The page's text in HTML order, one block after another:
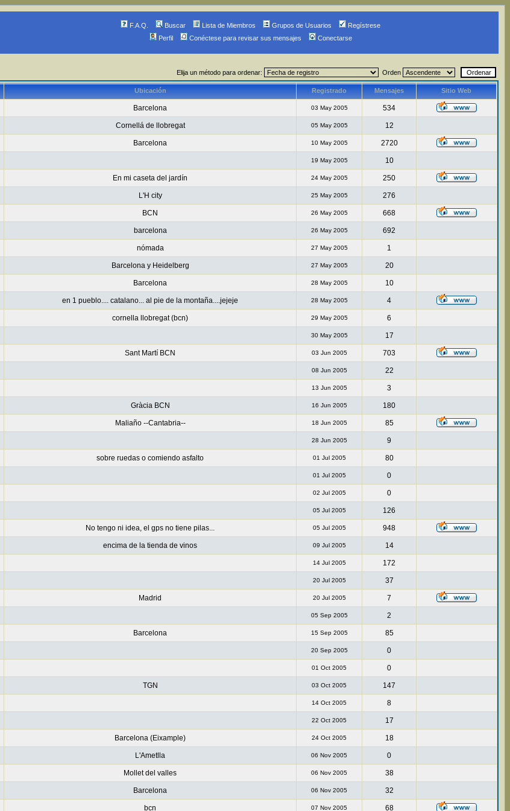
F.A.Q. Buscar Lista de Miembros Grupos de Usuarios
Regístrese
Perfil
Conéctese para revisar sus mensajes Conectarse
Elija un método para ordenar: Orden
Ubicación Registrado Mensajes Sitio Web
Barcelona 03 May 2005 534
Cornellá de llobregat 05 May 2005 12
Barcelona 10 May 2005 2720
19 May 2005 10
En mi caseta del jardín 24 May 2005 250
L'H city 25 May 2005 276
BCN 26 May 2005 668
barcelona 26 May 2005 692
nómada 27 May 2005 1
Barcelona y Heidelberg 27 May 2005 20
Barcelona 28 May 2005 10
en 1 pueblo.... catalano... al pie de la montaña....jejeje 28 May 2005 4
cornella llobregat (bcn) 29 May 2005 6
30 May 2005 17
Sant Martí BCN 03 Jun 2005 703
08 Jun 2005 22
13 Jun 2005 3
Gràcia BCN 16 Jun 2005 180
Maliaño --Cantabria-- 18 Jun 2005 85
28 Jun 2005 9
sobre ruedas o comiendo asfalto 01 Jul 2005 80
01 Jul 2005 0
02 Jul 2005 0
05 Jul 2005 126
No tengo ni idea, el gps no tiene pilas... 05 Jul 2005 948
encima de la tienda de vinos 09 Jul 2005 14
14 Jul 2005 172
20 Jul 2005 37
Madrid 20 Jul 2005 7
05 Sep 2005 2
Barcelona 15 Sep 2005 85
20 Sep 2005 0
01 Oct 2005 0
TGN 03 Oct 2005 147
14 Oct 2005 8
22 Oct 2005 17
Barcelona (Eixample) 24 Oct 2005 18
L'Ametlla 06 Nov 2005 0
Mollet del valles 06 Nov 2005 38
Barcelona 06 Nov 2005 32
bcn 07 Nov 2005 68